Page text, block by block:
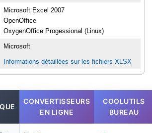
Microsoft Excel 2007
OpenOffice
OxygenOffice Progessional (Linux)
Microsoft
Informations détaillées sur les fichiers XLSX
CONVERTISSEURS
EN LIGNE
COOLUTILS
BUREAU